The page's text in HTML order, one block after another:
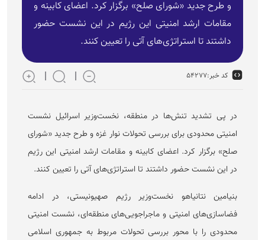
و طرح جدید «شورای صلح» برگزار کرد. اعضای کابینه و
مقامات ارشد امنیتی این رژیم در این نشست حضور
داشتند تا استراتژی‌های آتی را تعیین کنند.
کد خبر:۵۴۲۷۷
در پی تشدید تنش‌ها در منطقه، نخست‌وزیر اسرائیل نشست
امنیتی محدودی برای بررسی تحولات نوار غزه و طرح جدید «شورای
صلح» برگزار کرد. اعضای کابینه و مقامات ارشد امنیتی این رژیم
در این نشست حضور داشتند تا استراتژی‌های آتی را تعیین کنند.
بنیامین نتانیاهو نخست‌وزیر رژیم صهیونیستی، در ادامه
فضاسازی‌های امنیتی و ماجراجویی‌های منطقه‌ای، نشست امنیتی
محدودی را با محور بررسی تحولات مربوط به جمهوری اسلامی